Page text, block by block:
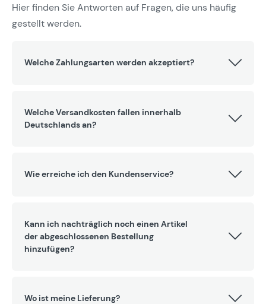
Hier finden Sie Antworten auf Fragen, die uns häufig
gestellt werden.
Welche Zahlungsarten werden akzeptiert?
Welche Versandkosten fallen innerhalb
Deutschlands an?
Wie erreiche ich den Kundenservice?
Kann ich nachträglich noch einen Artikel
der abgeschlossenen Bestellung
hinzufügen?
Wo ist meine Lieferung?